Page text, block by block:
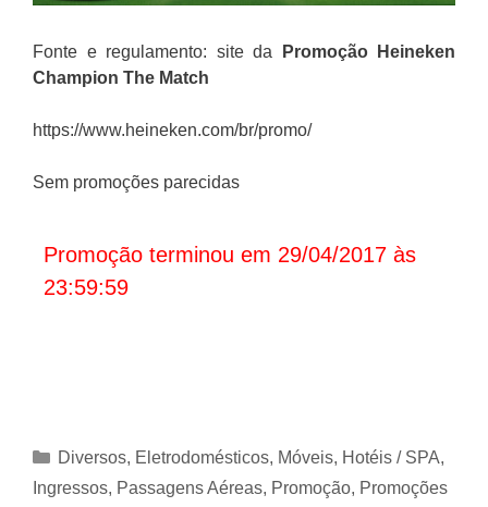
Fonte e regulamento: site da
Promoção Heineken
Champion The Match
https://www.heineken.com/br/promo/
Sem promoções parecidas
Promoção terminou em 29/04/2017 às
23:59:59
Categorias
Diversos, Eletrodomésticos, Móveis, Hotéis / SPA,
Ingressos, Passagens Aéreas, Promoção, Promoções